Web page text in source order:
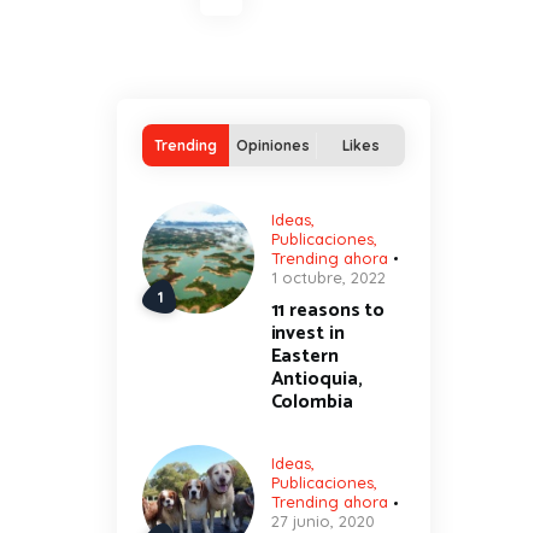
Trending Opiniones Likes
Ideas,
Publicaciones,
Trending ahora
1 octubre, 2022
11 reasons to
invest in
Eastern
Antioquia,
Colombia
Ideas,
Publicaciones,
Trending ahora
27 junio, 2020